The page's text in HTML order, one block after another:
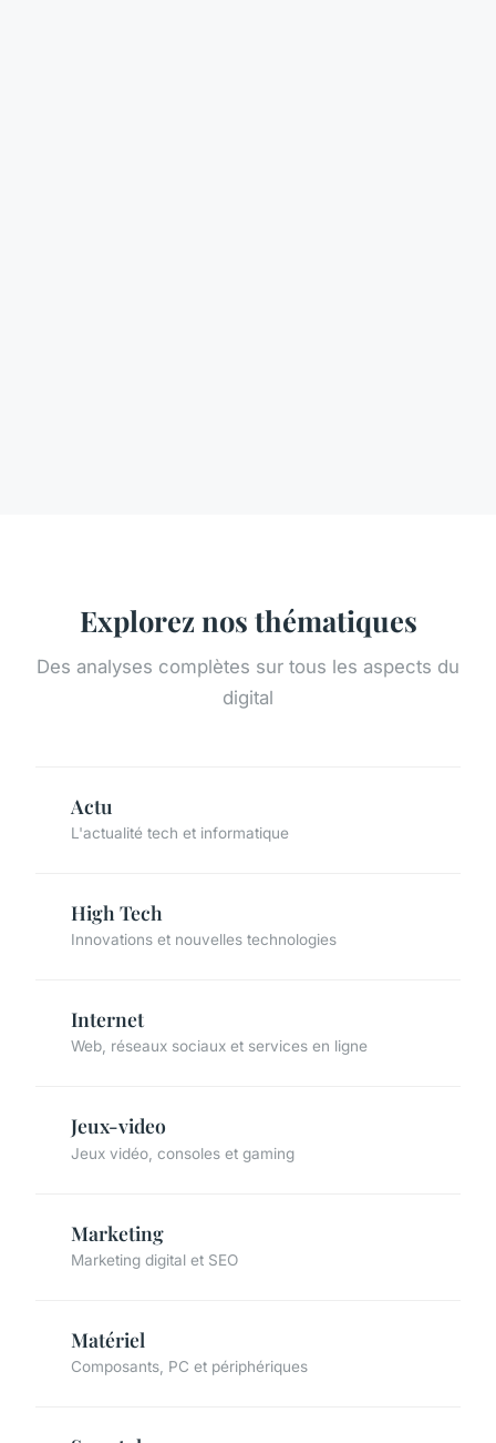
Explorez nos thématiques
Des analyses complètes sur tous les aspects du
digital
Actu
L'actualité tech et informatique
High Tech
Innovations et nouvelles technologies
Internet
Web, réseaux sociaux et services en ligne
Jeux-video
Jeux vidéo, consoles et gaming
Marketing
Marketing digital et SEO
Matériel
Composants, PC et périphériques